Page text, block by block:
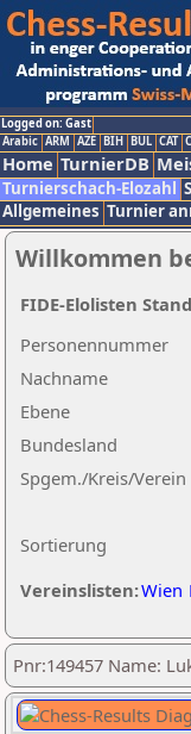
Logged on: Gast
Arabic ARM AZE BIH BUL CAT
Home TurnierDB
Turnierschach-Elozahl
Allgemeines Turnier
Willkommen
Nachname
Ebene
Sortierung
Personennummer
Bundesland
Spgem./Kreis/Verein
Vereinslisten:Wien
FIDE-Elolisten Stand
Pnr:149457 Name: